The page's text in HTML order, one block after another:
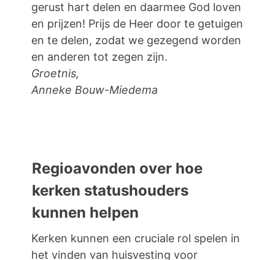
gerust hart delen en daarmee God loven
en prijzen! Prijs de Heer door te getuigen
en te delen, zodat we gezegend worden
en anderen tot zegen zijn.
Groetnis,
Anneke Bouw-Miedema
Regioavonden over hoe
kerken statushouders
kunnen helpen
Kerken kunnen een cruciale rol spelen in
het vinden van huisvesting voor